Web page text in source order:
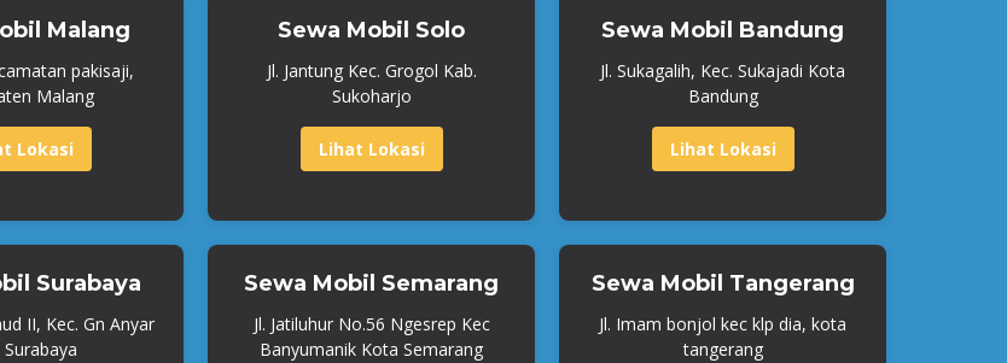
Malang
pakisaji,
Malang
Lokasi
Sewa Mobil Solo
Jl. Jantung Kec. Grogol Kab.
Sukoharjo
Lihat Lokasi
Sewa Mobil Bandung
Jl. Sukagalih, Kec. Sukajadi Kota
Bandung
Lihat Lokasi
Surabaya
II, Kec. Gn Anyar
Sewa Mobil Semarang
Jl. Jatiluhur No.56 Ngesrep Kec
Banyumanik Kota Semarang
Sewa Mobil Tangerang
Jl. Imam bonjol kec klp dia, kota
tangerang